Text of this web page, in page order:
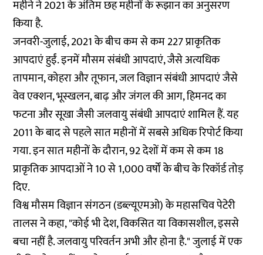
महीने ने 2021 के अंतिम छह महीनों के रूझान का अनुसरण
किया है.
जनवरी-जुलाई, 2021 के बीच कम से कम 227 प्राकृतिक
आपदाएं हुईं. इनमें मौसम संबंधी आपदाएं, जैसे अत्यधिक
तापमान, कोहरा और तूफान, जल विज्ञान संबंधी आपदाएं जैसे
वेव एक्शन, भूस्खलन, बाढ़ और जंगल की आग, हिमनद का
फटना और सूखा जैसी जलवायु संबंधी आपदाएं शामिल हैं. यह
2011 के बाद से पहले सात महीनों में सबसे अधिक रिपोर्ट किया
गया. इन सात महीनों के दौरान, 92 देशों में कम से कम 18
प्राकृतिक आपदाओं ने 10 से 1,000 वर्षों के बीच के रिकॉर्ड तोड़
दिए.
विश्व मौसम विज्ञान संगठन (डब्ल्यूएमओ) के महासचिव पेटेरी
तालस ने कहा, "कोई भी देश, विकसित या विकासशील, इससे
बचा नहीं है. जलवायु परिवर्तन अभी और होना है." जुलाई में एक